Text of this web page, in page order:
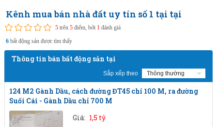
Kênh mua bán nhà đất uy tín số 1 tại tại
5trên 5điểm, bởi 1đánh giá
6bất động sản được tìm thấy
Thông tin bán bất động sản tại
Sắp xếp theo
124 M2 Gành Dầu, cách đường ĐT45 chỉ 100 M, ra đường
Suối Cái - Gành Dầu chỉ 700 M
Giá: 1,5 tỷ